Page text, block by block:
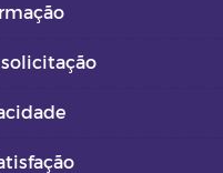
solicitação